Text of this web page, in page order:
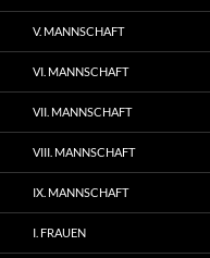
V. MANNSCHAFT
VI. MANNSCHAFT
VII. MANNSCHAFT
VIII. MANNSCHAFT
IX. MANNSCHAFT
I. FRAUEN